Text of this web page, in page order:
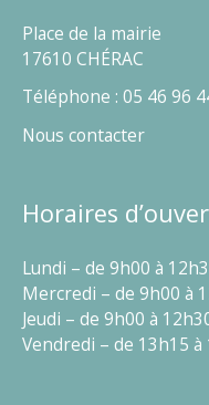
Place de la mairie
17610 CHÉRAC
Téléphone : 05 46 96
Nous contacter
Horaires
Lundi – de 9h00 à
Mercredi – de 9h00 à
Jeudi – de 9h00 à
Vendredi – de 13h15 à